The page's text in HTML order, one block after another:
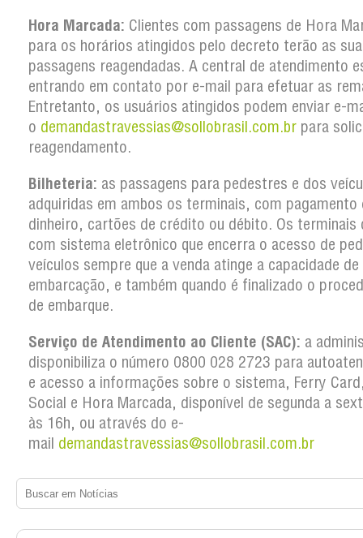
Hora Marcada: Clientes com passagens de Hora
para os horários atingidos pelo decreto terão as
passagens reagendadas. A central de atendimento
entrando em contato por e-mail para efetuar as
Entretanto, os usuários atingidos podem enviar e-
o demandastravessias@sollobrasil.com.br para
reagendamento.
Bilheteria: as passagens para pedestres e dos
adquiridas em ambos os terminais, com pagamento
dinheiro, cartões de crédito ou débito. Os terminais
com sistema eletrônico que encerra o acesso de
veículos sempre que a venda atinge a capacidade de
embarcação, e também quando é finalizado o
de embarque.
Serviço de Atendimento ao Cliente (SAC): a
disponibiliza o número 0800 028 2723 para
e acesso a informações sobre o sistema, Ferry
Social e Hora Marcada, disponível de segunda a
às 16h, ou através do e-
mail demandastravessias@sollobrasil.com.br